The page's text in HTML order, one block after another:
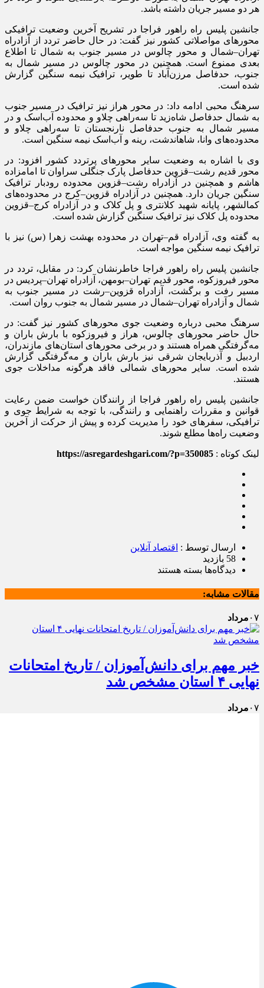
هر دو مسیر جریان داشته باشد.
جانشین پلیس راه راهور فراجا در تشریح آخرین وضعیت ترافیکی
محور‌های مواصلاتی کشور نیز گفت: در حال حاضر تردد از آزادراه
تهران–شمال و محور چالوس در مسیر جنوب به شمال تا اطلاع
بعدی ممنوع است. همچنین در محور چالوس در مسیر شمال به
جنوب، حدفاصل مرزن‌آباد تا طویر، ترافیک نیمه سنگین گزارش
شده است.
سرهنگ محبی ادامه داد: در محور هراز نیز ترافیک در مسیر جنوب
به شمال حدفاصل شاه‌زید تا سه‌راهی چلاو و محدوده آب‌اسک و در
مسیر شمال به جنوب حدفاصل نارنجستان تا سه‌راهی چلاو و
محدوده‌های وانا، شاهاندشت، رینه و آب‌اسک نیمه سنگین است.
وی با اشاره به وضعیت سایر محور‌های پرتردد کشور افزود: در
محور قدیم رشت–قزوین حدفاصل پارک جنگلی سراوان تا امامزاده
هاشم و همچنین در آزادراه رشت–قزوین محدوده رودبار ترافیک
سنگین جریان دارد. همچنین در آزادراه قزوین–کرج در محدوده‌های
کمالشهر، پایانه شهید کلانتری و پل کلاک و در آزادراه کرج–قزوین
محدوده پل کلاک نیز ترافیک سنگین گزارش شده است.
به گفته وی، آزادراه قم–تهران در محدوده بهشت زهرا (س) نیز با
ترافیک نیمه سنگین مواجه است.
جانشین پلیس راه راهور فراجا خاطرنشان کرد: در مقابل، تردد در
محور فیروزکوه، محور قدیم تهران–بومهن، آزادراه تهران–پردیس در
مسیر رفت و برگشت، آزادراه قزوین–رشت در مسیر جنوب به
شمال و آزادراه تهران–شمال در مسیر شمال به جنوب روان است.
سرهنگ محبی درباره وضعیت جوی محور‌های کشور نیز گفت: در
حال حاضر محور‌های چالوس، هراز و فیروزکوه با بارش باران و
مه‌گرفتگی همراه هستند و در برخی محور‌های استان‌های مازندران،
اردبیل و آذربایجان شرقی نیز بارش باران و مه‌گرفتگی گزارش
شده است. سایر محور‌های شمالی فاقد هرگونه مداخلات جوی
هستند.
جانشین پلیس راه راهور فراجا از رانندگان خواست ضمن رعایت
قوانین و مقررات راهنمایی و رانندگی، با توجه به شرایط جوی و
ترافیکی، سفر‌های خود را مدیریت کرده و پیش از حرکت از آخرین
وضعیت راه‌ها مطلع شوند.
لینک کوتاه : https://asregardeshgari.com/?p=350085
ارسال توسط : اقتصاد آنلاین
58 بازدید
دیدگاه‌ها برای
وضعیت
تردد
محور
چالوس
آزادراه
تهران/
مسافران
بخوانند
بسته هستند
مقالات مشابه:
۰۷ مرداد
خبر مهم برای دانش‌آموزان / تاریخ امتحانات
نهایی ۴ استان مشخص شد
۰۷ مرداد